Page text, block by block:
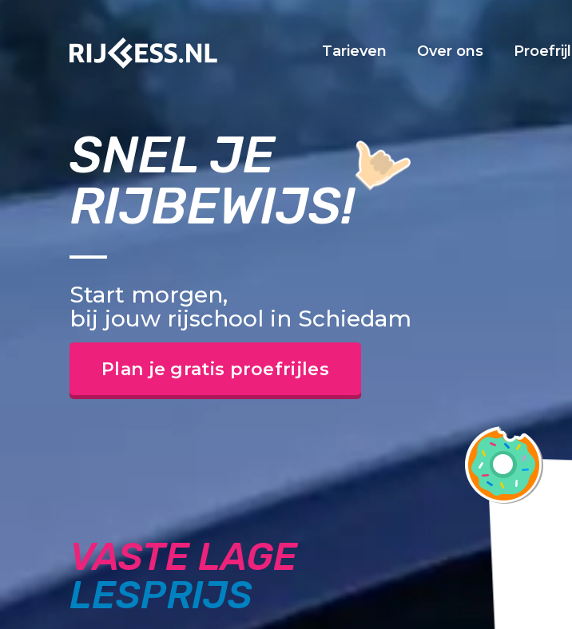
Tarieven Over ons
SNEL JE
RIJBEWIJS!
Start morgen,
bij jouw rijschool in Schiedam
Plan je gratis proefrijles
VASTE LAGE
LESPRIJS